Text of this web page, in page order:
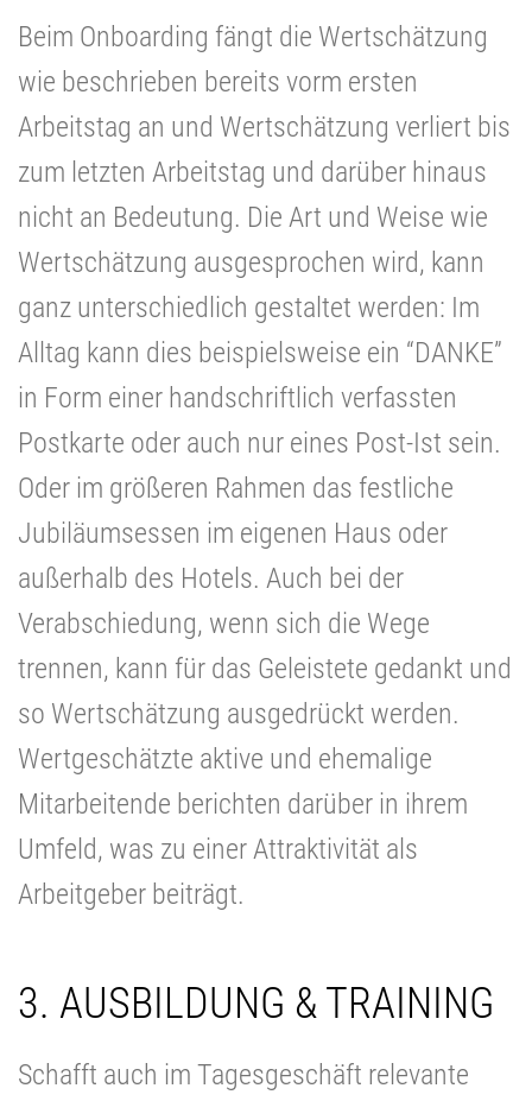
Beim Onboarding fängt die Wertschätzung
wie beschrieben bereits vorm ersten
Arbeitstag an und Wertschätzung verliert bis
zum letzten Arbeitstag und darüber hinaus
nicht an Bedeutung. Die Art und Weise wie
Wertschätzung ausgesprochen wird, kann
ganz unterschiedlich gestaltet werden: Im
Alltag kann dies beispielsweise ein “DANKE”
in Form einer handschriftlich verfassten
Postkarte oder auch nur eines Post-Ist sein.
Oder im größeren Rahmen das festliche
Jubiläumsessen im eigenen Haus oder
außerhalb des Hotels. Auch bei der
Verabschiedung, wenn sich die Wege
trennen, kann für das Geleistete gedankt und
so Wertschätzung ausgedrückt werden.
Wertgeschätzte aktive und ehemalige
Mitarbeitende berichten darüber in ihrem
Umfeld, was zu einer Attraktivität als
Arbeitgeber beiträgt.
3. AUSBILDUNG & TRAINING
Schafft auch im Tagesgeschäft relevante